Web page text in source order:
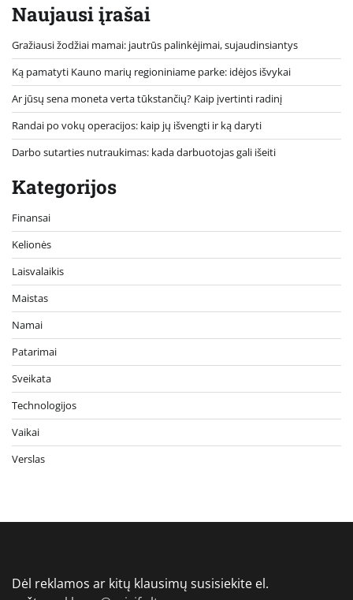
Naujausi įrašai
Gražiausi žodžiai mamai: jautrūs palinkėjimai, sujaudinsiantys
Ką pamatyti Kauno marių regioniniame parke: idėjos išvykai
Ar jūsų sena moneta verta tūkstančių? Kaip įvertinti radinį
Randai po vokų operacijos: kaip jų išvengti ir ką daryti
Darbo sutarties nutraukimas: kada darbuotojas gali išeiti
Kategorijos
Finansai
Kelionės
Laisvalaikis
Maistas
Namai
Patarimai
Sveikata
Technologijos
Vaikai
Verslas
Dėl reklamos ar kitų klausimų susisiekite el.